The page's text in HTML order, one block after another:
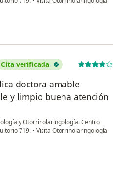
Cita verificada
doctora amable
y limpio buena atención
y Otorrinolaringología. Centro
719. • Visita Otorrinolaringología
naranjo